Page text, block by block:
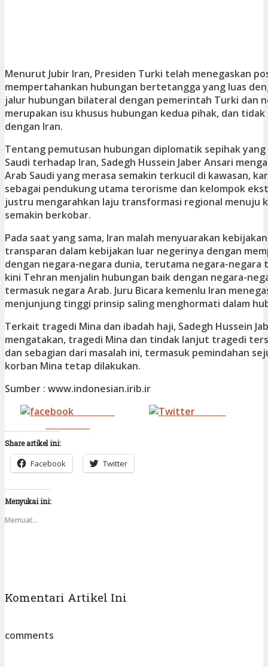
Menurut Jubir Iran, Presiden Turki telah menegaskan
mempertahankan hubungan bertetangga yang luas
jalur hubungan bilateral dengan pemerintah Turki dan
merupakan isu khusus hubungan kedua pihak, dan
dengan Iran.
Tentang pemutusan hubungan diplomatik sepihak
Saudi terhadap Iran, Sadegh Hussein Jaber Ansari
Arab Saudi yang merasa semakin terkucil di kawasan,
sebagai pendukung utama terorisme dan kelompok
justru mengarahkan laju transformasi regional menuju
semakin berkobar.
Pada saat yang sama, Iran malah menyuarakan
transparan dalam kebijakan luar negerinya dengan
dengan negara-negara dunia, terutama negara-negara
kini Tehran menjalin hubungan baik dengan negara-
termasuk negara Arab. Juru Bicara kemenlu Iran
menjunjung tinggi prinsip saling menghormati dalam
Terkait tragedi Mina dan ibadah haji, Sadegh Hussein
mengatakan, tragedi Mina dan tindak lanjut tragedi
dan sebagian dari masalah ini, termasuk pemindahan
korban Mina tetap dilakukan.
Sumber : www.indonesian.irib.ir
Tweet
Share artikel ini:
Facebook Twitter
Menyukai ini:
Memuat...
Komentari Artikel Ini
comments